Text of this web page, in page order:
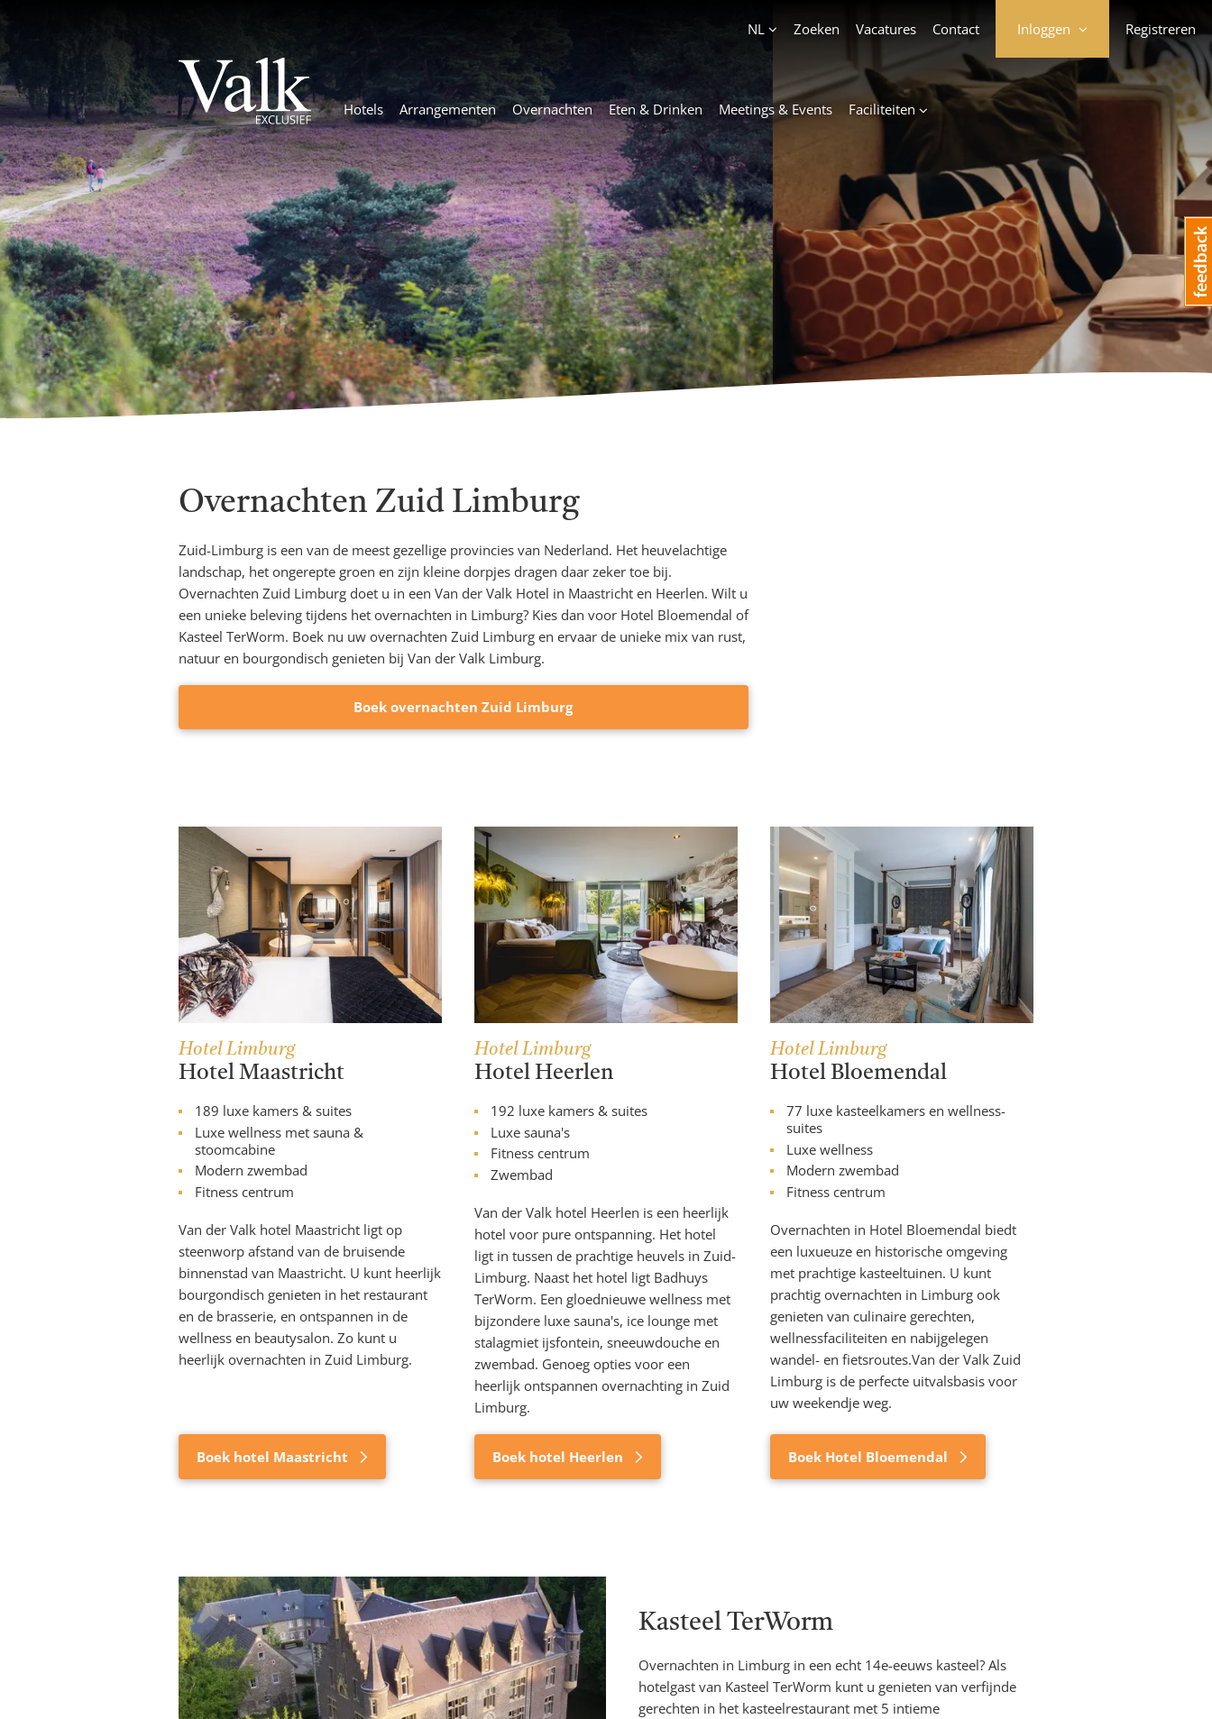
NL
Zoeken Vacatures Contact Inloggen Registreren
Hotels Arrangementen Overnachten Eten & Drinken Meetings & Events Faciliteiten
Overnachten Zuid Limburg
Zuid-Limburg is een van de meest gezellige provincies van Nederland. Het heuvelachtige
landschap, het ongerepte groen en zijn kleine dorpjes dragen daar zeker toe bij.
Overnachten Zuid Limburg doet u in een Van der Valk Hotel in Maastricht en Heerlen. Wilt u
een unieke beleving tijdens het overnachten in Limburg? Kies dan voor Hotel Bloemendal of
Kasteel TerWorm. Boek nu uw overnachten Zuid Limburg en ervaar de unieke mix van rust,
natuur en bourgondisch genieten bij Van der Valk Limburg.
Boek overnachten Zuid Limburg
Hotel Limburg
Hotel Maastricht
189 luxe kamers & suites
Luxe wellness met sauna &
stoomcabine
Modern zwembad
Fitness centrum
Van der Valk hotel Maastricht ligt op
steenworp afstand van de bruisende
binnenstad van Maastricht. U kunt heerlijk
bourgondisch genieten in het restaurant
en de brasserie, en ontspannen in de
wellness en beautysalon. Zo kunt u
heerlijk overnachten in Zuid Limburg.
Boek hotel Maastricht
Hotel Limburg
Hotel Heerlen
192 luxe kamers & suites
Luxe sauna's
Fitness centrum
Zwembad
Van der Valk hotel Heerlen is een heerlijk
hotel voor pure ontspanning. Het hotel
ligt in tussen de prachtige heuvels in Zuid-
Limburg. Naast het hotel ligt Badhuys
TerWorm. Een gloednieuwe wellness met
bijzondere luxe sauna's, ice lounge met
stalagmiet ijsfontein, sneeuwdouche en
zwembad. Genoeg opties voor een
heerlijk ontspannen overnachting in Zuid
Limburg.
Boek hotel Heerlen
Hotel Limburg
Hotel Bloemendal
77 luxe kasteelkamers en wellness-
suites
Luxe wellness
Modern zwembad
Fitness centrum
Overnachten in Hotel Bloemendal biedt
een luxueuze en historische omgeving
met prachtige kasteeltuinen. U kunt
prachtig overnachten in Limburg ook
genieten van culinaire gerechten,
wellnessfaciliteiten en nabijgelegen
wandel- en fietsroutes.Van der Valk Zuid
Limburg is de perfecte uitvalsbasis voor
uw weekendje weg.
Boek Hotel Bloemendal
Kasteel TerWorm
Overnachten in Limburg in een echt 14e-eeuws kasteel? Als
hotelgast van Kasteel TerWorm kunt u genieten van verfijnde
gerechten in het kasteelrestaurant met 5 intieme